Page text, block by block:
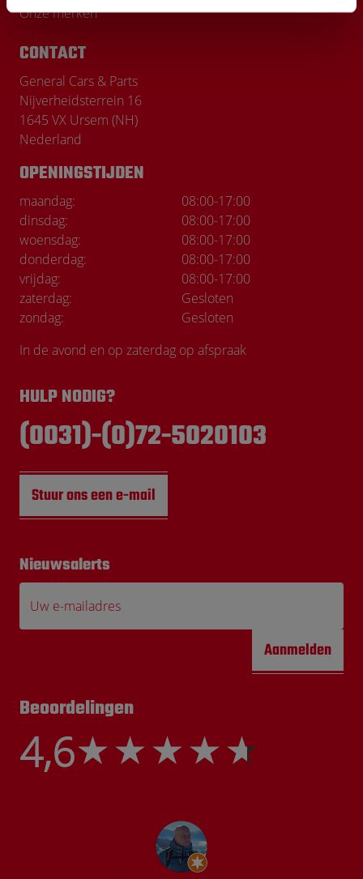
Onze merken
CONTACT
General Cars & Parts
Nijverheidsterrein 16
1645 VX Ursem (NH)
Nederland
OPENINGSTIJDEN
maandag: 08:00-17:00
dinsdag:
08:00-17:00
woensdag:
08:00-17:00
donderdag:
08:00-17:00
vrijdag:
08:00-17:00
zaterdag:
Gesloten
zondag:
Gesloten
In de avond en op zaterdag op afspraak
HULP NODIG?
(0031)-(0)72-5020103
Stuur ons een e-mail
Nieuwsalerts
Uw e-mailadres
Aanmelden
Beoordelingen
4,6